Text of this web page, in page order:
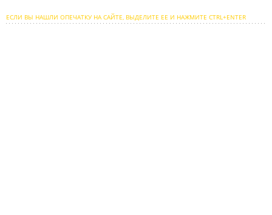
ЕСЛИ ВЫ НАШЛИ ОПЕЧАТКУ НА САЙТЕ, ВЫДЕЛИТЕ ЕЕ И НАЖМИТЕ CTRL+ENTER